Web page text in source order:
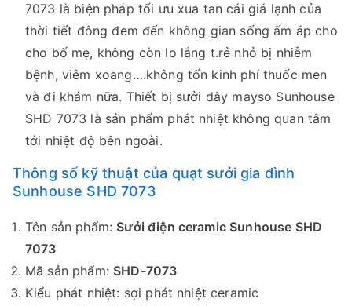
7073 là biện pháp tối ưu xua tan cái giá lạnh của
thời tiết đông đem đến không gian sống ấm áp cho
cho bố mẹ, không còn lo lắng t.rẻ nhỏ bị nhiễm
bệnh, viêm xoang….không tốn kinh phí thuốc men
và đi khám nữa. Thiết bị sưởi dây mayso Sunhouse
SHD 7073 là sản phẩm phát nhiệt không quan tâm
tới nhiệt độ bên ngoài.
Thông số kỹ thuật của quạt sưởi gia đình
Sunhouse SHD 7073
Tên sản phẩm: Sưởi điện ceramic Sunhouse SHD
7073
Mã sản phẩm: SHD-7073
Kiểu phát nhiệt: sợi phát nhiệt ceramic